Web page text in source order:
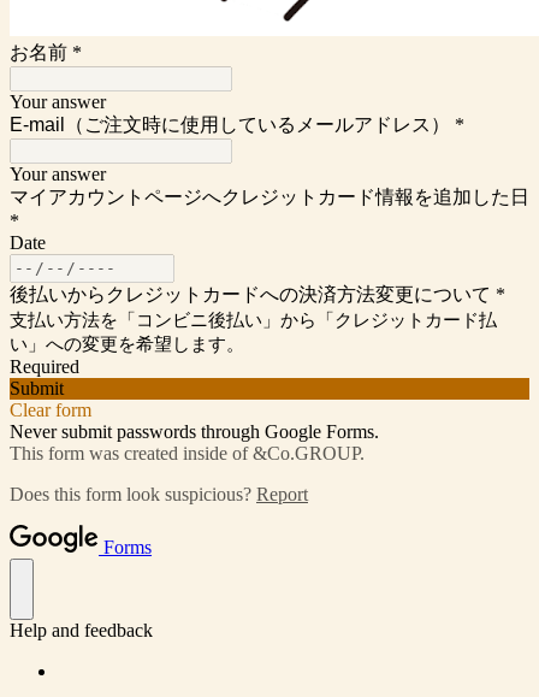
お名前 *
Your answer
E-mail（ご注文時に使用しているメールアドレス）
*
Your answer
マイアカウントページへクレジットカード情報を追加した日
*
Date
後払いからクレジットカードへの決済方法変更について *
支払い方法を「コンビニ後払い」から「クレジットカード払
い」への変更を希望します。
Required
Submit
Clear form
Never submit passwords through Google Forms.
This form was created inside of &Co.GROUP.
Does this form look suspicious? Report
Forms
Help and feedback